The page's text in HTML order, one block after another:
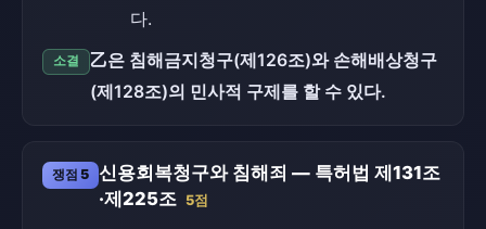
다.
소결
乙은 침해금지청구(제126조)와 손해배상청구
(제128조)의 민사적 구제를 할 수 있다.
쟁점 5 신용회복청구와 침해죄 — 특허법 제131조
·제225조 5점